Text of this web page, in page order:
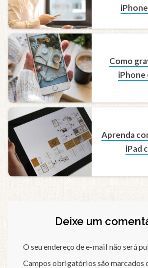
Como
iPhone
Aprenda
iPad
Deixe um
O seu endereço de e-mail não será
Campos obrigatórios são marcados